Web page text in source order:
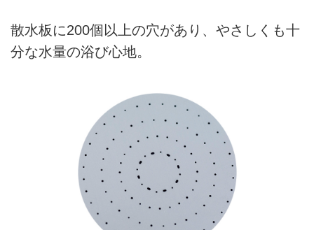
散水板に200個以上の穴があり、やさしくも十
分な水量の浴び心地。